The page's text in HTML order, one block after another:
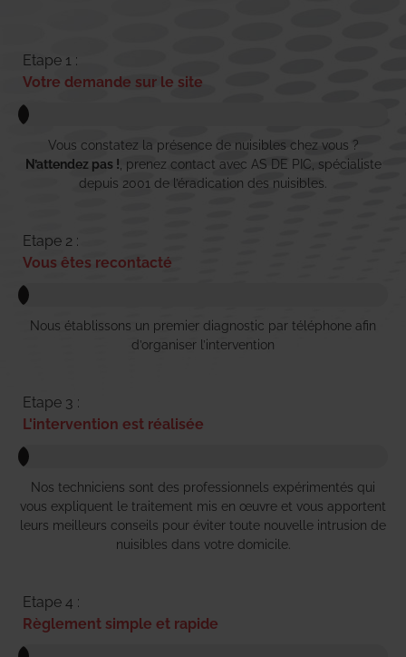
Etape 1 :
Votre demande sur le site
Vous constatez la présence de nuisibles chez vous ?
N’attendez pas ! , prenez contact avec AS DE PIC, spécialiste
depuis 2001 de l’éradication des nuisibles.
Etape 2 :
Vous êtes recontacté
Nous établissons un premier diagnostic par téléphone afin
d’organiser l’intervention
Etape 3 :
L'intervention est réalisée
Nos techniciens sont des professionnels expérimentés qui
vous expliquent le traitement mis en œuvre et vous apportent
leurs meilleurs conseils pour éviter toute nouvelle intrusion de
nuisibles dans votre domicile.
Etape 4 :
Règlement simple et rapide